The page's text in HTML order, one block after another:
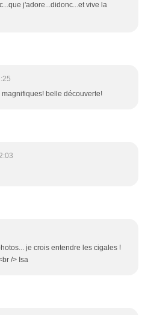
j'adore...didonc...et vive la
belle découverte!
je crois entendre les cigales !
/> Isa